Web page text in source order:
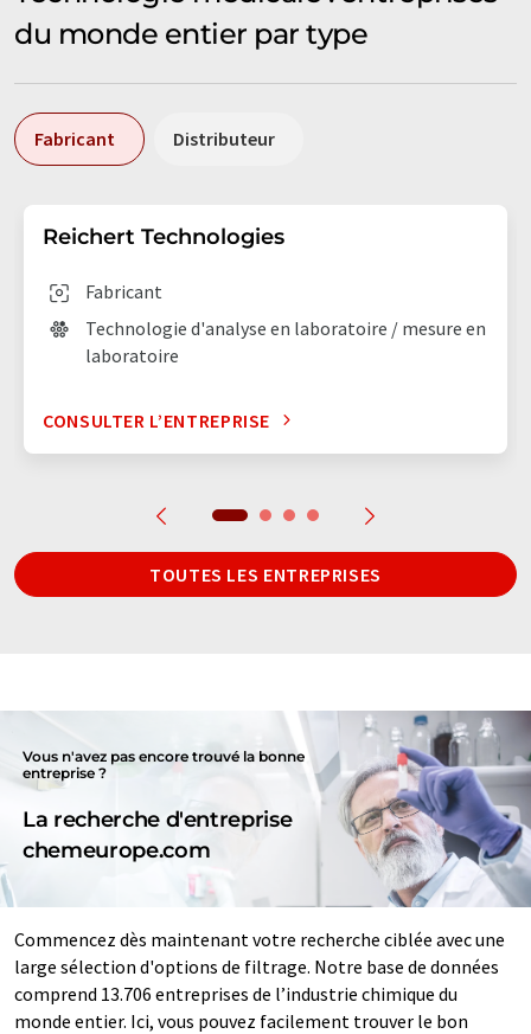
du monde entier par type
Fabricant Distributeur
Reichert Technologies
Fabricant
Technologie d'analyse en laboratoire / mesure en
laboratoire
CONSULTER L’ENTREPRISE
TOUTES LES ENTREPRISES
Vous n'avez pas encore trouvé la bonne
entreprise ?
La recherche d'entreprise
chemeurope.com
Commencez dès maintenant votre recherche ciblée avec une
large sélection d'options de filtrage. Notre base de données
comprend 13.706 entreprises de l’industrie chimique du
monde entier. Ici, vous pouvez facilement trouver le bon